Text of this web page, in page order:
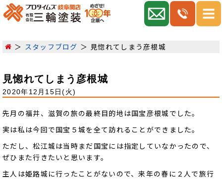
スタッフブログ 見惚れてしまう彦根城
見惚れてしまう彦根城
2020年12月15日(火)
先月の福井、滋賀の旅の最終目的地は国宝彦根城でした。
実は私は今回で国宝５城を全て訪れることができました。
ただし、松江城は当時まだ国宝には指定していなかったので、
ぜひまた行きたいと思います。
主人は姫路城に行ったことがないので、来年の春に２人で旅行